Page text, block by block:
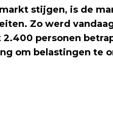
stijgen, is de
Zo werd
personen
om belastingen te